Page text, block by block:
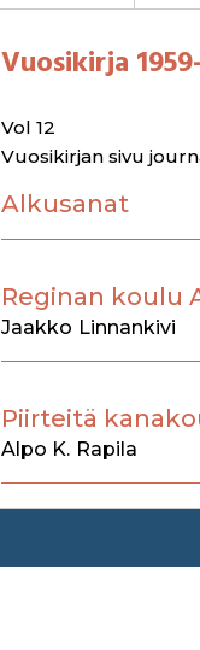
Vuosikirja
Vol 12
Vuosikirjan sivu
Alkusanat
Reginan koulu
Jaakko Linnankivi
Piirteitä
Alpo K. Rapila